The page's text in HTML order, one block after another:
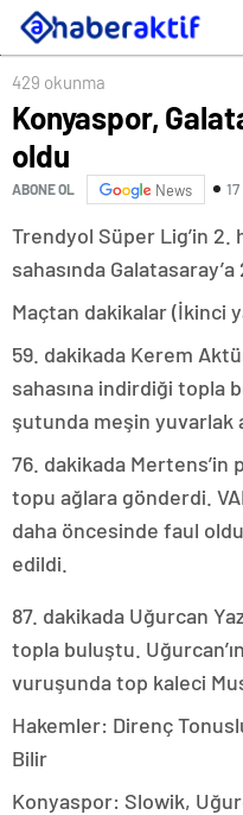
429 okunma
Konyaspor,
oldu
ABONE OL News
Trendyol Süper Lig’in 2.
sahasında
Maçtan dakikalar (İkinci
59. dakikada Kerem
sahasına indirdiği topla
şutunda meşin yuvarlak
76. dakikada Mertens’in
topu ağlara gönderdi.
daha öncesinde faul
edildi.
87. dakikada Uğurcan
topla buluştu.
vuruşunda top kaleci
Hakemler: Direnç
Bilir
Konyaspor: Slowik,